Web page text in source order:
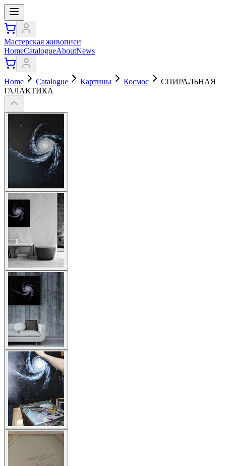
Мастерская живописи
HomeCatalogueAboutNews
Home Catalogue Картины Космос
СПИРАЛЬНАЯ
ГАЛАКТИКА